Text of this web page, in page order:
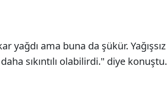
yağdı ama buna da şükür. Yağışsız
sıkıntılı olabilirdi." diye konuştu.